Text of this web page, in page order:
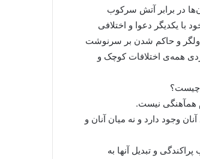
در برابر آتش سرکوب
با یکدیگر دعوا و اختلافی
و حاکم شدن بر سرنوشت
همه‌ی اختلافات کوچک و
چیست؟
همآهنگی نیست.
وجود دارد و نه میان آنان و
و تبدیل آنها به